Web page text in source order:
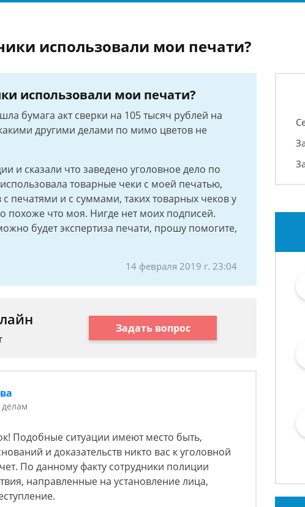
использовали мои печати?
использовали мои печати?
бумага акт сверки на 105 тысяч рублей на
другими делами по мимо цветов не
и сказали что заведено уголовное дело по
товарные чеки с моей печатью,
печатями и с суммами, таких товарных чеков у
похоже что моя. Нигде нет моих подписей.
будет экспертиза печати, прошу помогите,
14 февраля 2019 г. 23:04
Задать вопрос
Подобные ситуации имеют место быть,
и доказательств никто вас к уголовной
По данному факту сотрудники полиции
направленные на установление лица,